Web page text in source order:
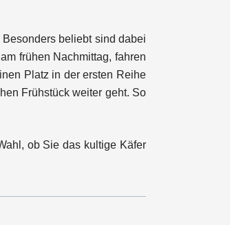
beliebt sind dabei
frühen Nachmittag, fahren
Platz in der ersten Reihe
Frühstück weiter geht. So
ob Sie das kultige Käfer